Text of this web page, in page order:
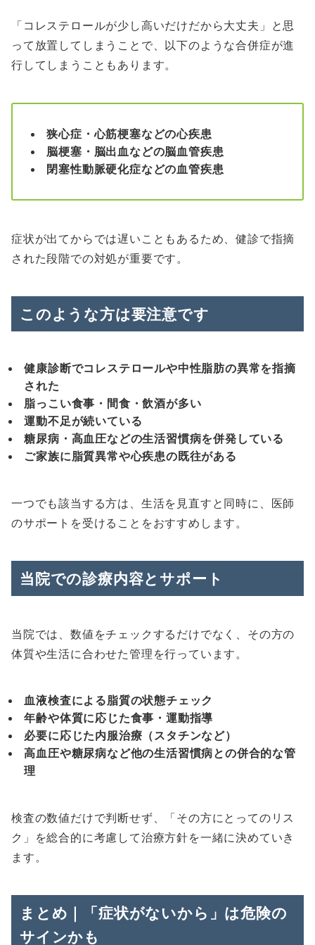
「コレステロールが少し高いだけだから大丈夫」と思
って放置してしまうことで、以下のような合併症が進
行してしまうこともあります。
狭心症・心筋梗塞などの心疾患
脳梗塞・脳出血などの脳血管疾患
閉塞性動脈硬化症などの血管疾患
症状が出てからでは遅いこともあるため、健診で指摘
された段階での対処が重要です。
このような方は要注意です
健康診断でコレステロールや中性脂肪の異常を指摘
された
脂っこい食事・間食・飲酒が多い
運動不足が続いている
糖尿病・高血圧などの生活習慣病を併発している
ご家族に脂質異常や心疾患の既往がある
一つでも該当する方は、生活を見直すと同時に、医師
のサポートを受けることをおすすめします。
当院での診療内容とサポート
当院では、数値をチェックするだけでなく、その方の
体質や生活に合わせた管理を行っています。
血液検査による脂質の状態チェック
年齢や体質に応じた食事・運動指導
必要に応じた内服治療（スタチンなど）
高血圧や糖尿病など他の生活習慣病との併合的な管
理
検査の数値だけで判断せず、「その方にとってのリス
ク」を総合的に考慮して治療方針を一緒に決めていき
ます。
まとめ｜「症状がないから」は危険の
サインかも